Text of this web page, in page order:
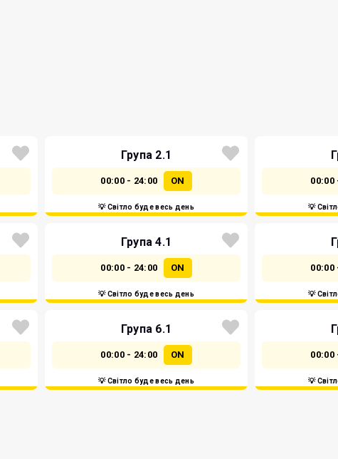
Група 2.1
00:00 - 24:00 ON
💡 Світло буде весь день
00:00
💡
Група 4.1
00:00 - 24:00 ON
💡 Світло буде весь день
00:00
💡
Група 6.1
00:00 - 24:00 ON
💡 Світло буде весь день
00:00
💡